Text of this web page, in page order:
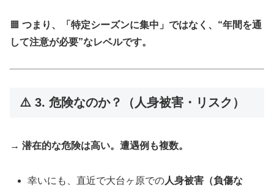
🟧 つまり、「特定シーズンに集中」ではなく、“年間を通
して注意が必要”なレベルです。
⚠️ 3. 危険なのか？（人身被害・リスク）
→ 潜在的な危険は高い。遭遇例も複数。
幸いにも、直近で大台ヶ原での人身被害（負傷な